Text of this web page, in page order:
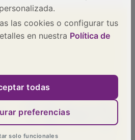
las cookies o configurar tus
en nuestra Política de
todas
preferencias
solo funcionales